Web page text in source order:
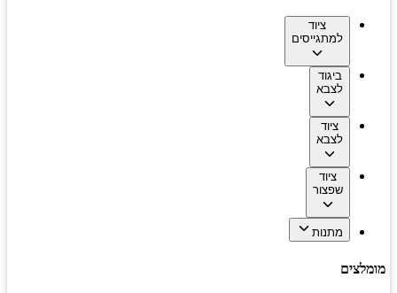
ציוד
למתגייסים
ביגוד
לצבא
ציוד
לצבא
ציוד
שפצור
מתנות
מומלצים